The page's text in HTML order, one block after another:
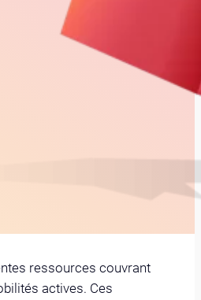
ressources couvrant
actives. Ces